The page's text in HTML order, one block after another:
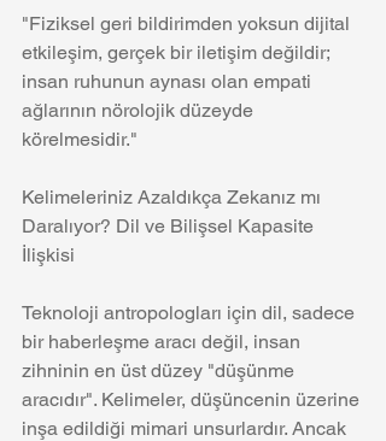
"Fiziksel geri bildirimden yoksun dijital
etkileşim, gerçek bir iletişim değildir;
insan ruhunun aynası olan empati
ağlarının nörolojik düzeyde
körelmesidir."
Kelimeleriniz Azaldıkça Zekanız mı
Daralıyor? Dil ve Bilişsel Kapasite
İlişkisi
Teknoloji antropologları için dil, sadece
bir haberleşme aracı değil, insan
zihninin en üst düzey "düşünme
aracıdır". Kelimeler, düşüncenin üzerine
inşa edildiği mimari unsurlardır. Ancak